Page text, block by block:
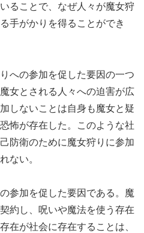
ることで、なぜ人々が魔女狩
手がかりを得ることができ
への参加を促した要因の一つ
女とされる人々への迫害が広
しないことは自身も魔女と疑
怖が存在した。このような社
防衛のために魔女狩りに参加
ない。
参加を促した要因である。魔
約し、呪いや魔法を使う存在
在が社会に存在することは、